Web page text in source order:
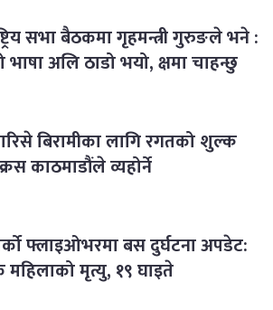
सभा बैठकमा गृहमन्त्री गुरुङले भने :
भाषा अलि ठाडो भयो, क्षमा चाहन्छु
बिरामीका लागि रगतको शुल्क
काठमाडौंले व्यहोर्ने
फ्लाइओभरमा बस दुर्घटना अपडेट:
मृत्यु, १९ घाइते